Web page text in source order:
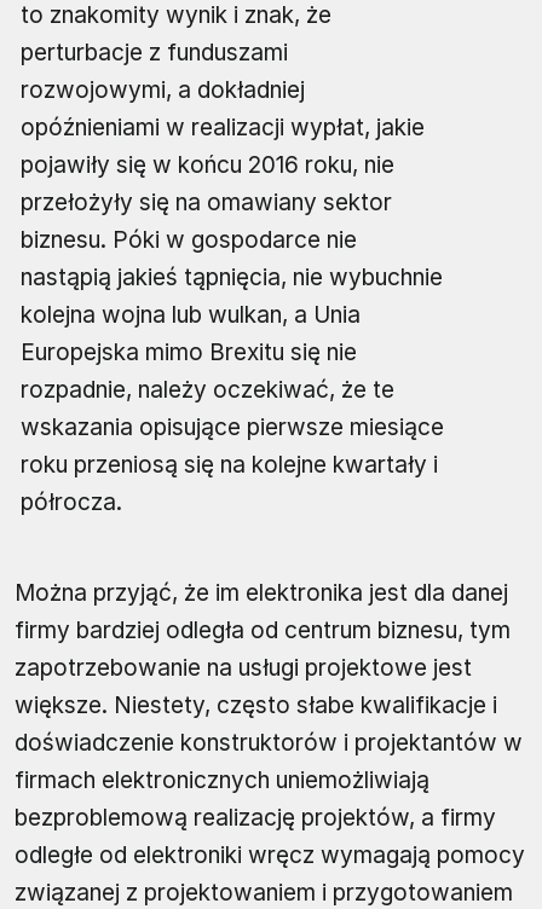
to znakomity wynik i znak, że
perturbacje z funduszami
rozwojowymi, a dokładniej
opóźnieniami w realizacji wypłat, jakie
pojawiły się w końcu 2016 roku, nie
przełożyły się na omawiany sektor
biznesu. Póki w gospodarce nie
nastąpią jakieś tąpnięcia, nie wybuchnie
kolejna wojna lub wulkan, a Unia
Europejska mimo Brexitu się nie
rozpadnie, należy oczekiwać, że te
wskazania opisujące pierwsze miesiące
roku przeniosą się na kolejne kwartały i
półrocza.
Można przyjąć, że im elektronika jest dla danej
firmy bardziej odległa od centrum biznesu, tym
zapotrzebowanie na usługi projektowe jest
większe. Niestety, często słabe kwalifikacje i
doświadczenie konstruktorów i projektantów w
firmach elektronicznych uniemożliwiają
bezproblemową realizację projektów, a firmy
odległe od elektroniki wręcz wymagają pomocy
związanej z projektowaniem i przygotowaniem